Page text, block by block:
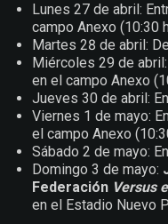
Lunes 27 de abril:
campo Anexo (10:30
Martes 28 de abril:
Miércoles 29 de
en el campo Anexo
Jueves 30 de abril:
Viernes 1 de mayo:
el campo Anexo
Sábado 2 de mayo:
Domingo 3 de mayo:
Federación Versus
en el Estadio Nuevo